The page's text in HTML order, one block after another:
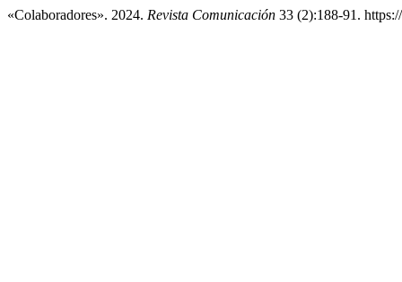
«Colaboradores». 2024. Revista Comunicación 33 (2):188-91.